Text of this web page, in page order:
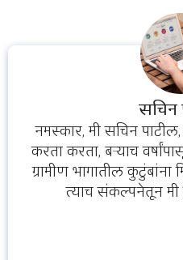
सचिन
नमस्कार, मी सचिन
करता करता, बऱ्याच
ग्रामीण भागातील कुटुंबांना
त्याच संकल्पनेतून